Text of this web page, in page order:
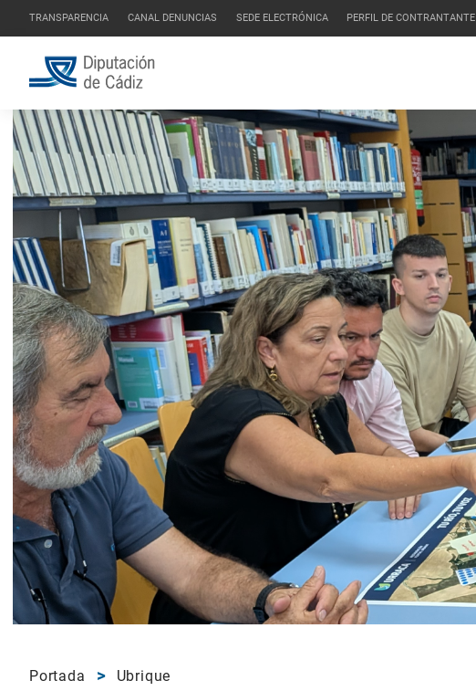
TRANSPARENCIA CANAL DENUNCIAS SEDE ELECTRÓNICA PERFIL DE CONTRANTANTE
Portada Ubrique